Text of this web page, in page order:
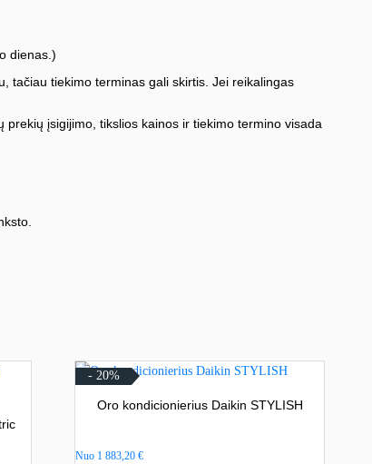
dienas.)
tačiau tiekimo terminas gali skirtis. Jei reikalingas
įsigijimo, tikslios kainos ir tiekimo termino visada
- 20%
Oro kondicionierius Daikin STYLISH
Nuo 1 883,20€